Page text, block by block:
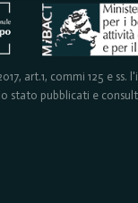
art.1, commi 125 e ss.
stato pubblicati e